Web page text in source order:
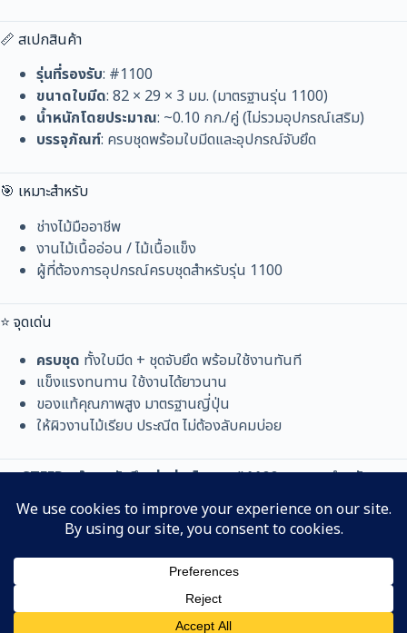
📏 สเปกสินค้า
รุ่นที่รองรับ: #1100
ขนาดใบมีด: 82 × 29 × 3 มม. (มาตรฐานรุ่น 1100)
น้ำหนักโดยประมาณ: ~0.10 กก./คู่ (ไม่รวมอุปกรณ์เสริม)
บรรจุภัณฑ์: ครบชุดพร้อมใบมีดและอุปกรณ์จับยึด
🎯 เหมาะสำหรับ
ช่างไม้มืออาชีพ
งานไม้เนื้ออ่อน / ไม้เนื้อแข็ง
ผู้ที่ต้องการอุปกรณ์ครบชุดสำหรับรุ่น 1100
⭐ จุดเด่น
ครบชุด ทั้งใบมีด + ชุดจับยึด พร้อมใช้งานทันที
แข็งแรงทนทาน ใช้งานได้ยาวนาน
ของแท้คุณภาพสูง มาตรฐานญี่ปุ่น
ให้ผิวงานไม้เรียบ ประณีต ไม่ต้องลับคมบ่อย
👉STEER – ใบกบจับยึด รุ่นช่างไฮเทค #1100 ครบชุด สำหรับงาน
ไม้มืออาชีพ